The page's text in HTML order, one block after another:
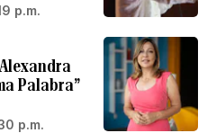
p.m.
Palabra”
p.m.